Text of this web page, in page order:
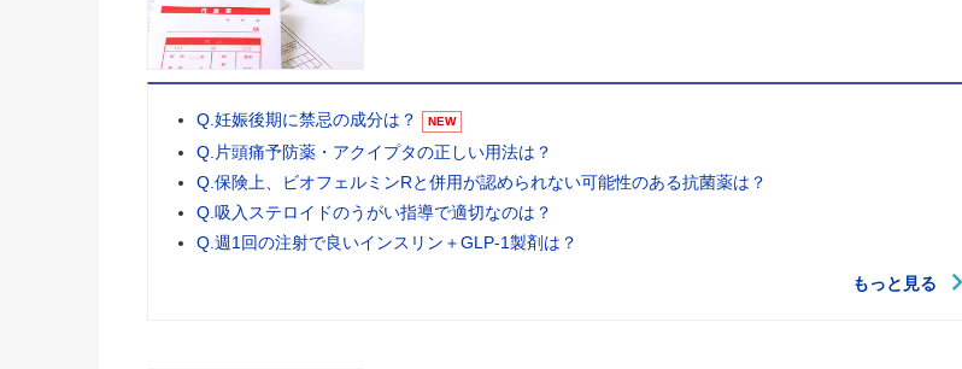
Q.妊娠後期に禁忌の成分は？ NEW
Q.片頭痛予防薬・アクイプタの正しい用法は？
Q.保険上、ビオフェルミンRと併用が認められない可能性のある抗菌薬は？
Q.吸入ステロイドのうがい指導で適切なのは？
Q.週1回の注射で良いインスリン＋GLP-1製剤は？
もっと見る